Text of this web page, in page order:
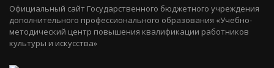
Официальный сайт Государственного бюджетного учреждения
дополнительного профессионального образования «Учебно-
методический центр повышения квалификации работников
культуры и искусства»